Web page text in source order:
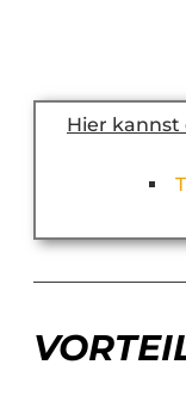
Hier